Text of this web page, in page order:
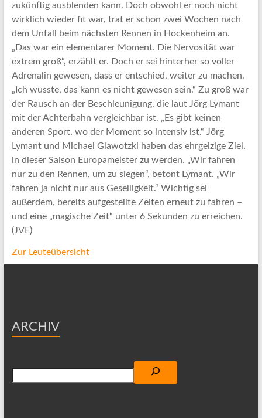
zukünftig ausblenden kann. Doch obwohl er noch nicht
wirklich wieder fit war, trat er schon zwei Wochen nach
dem Unfall beim nächsten Rennen in Hockenheim an.
„Das war ein elementarer Moment. Die Nervosität war
extrem groß“, erzählt er. Doch er sei hinterher so voller
Adrenalin gewesen, dass er entschied, weiter zu machen.
„Ich wusste, das kann es nicht gewesen sein.“ Zu groß war
der Rausch an der Beschleunigung, die laut Jörg Lymant
mit der Achterbahn vergleichbar ist. „Es gibt keinen
anderen Sport, wo der Moment so intensiv ist.“ Jörg
Lymant und Michael Glawotzki haben das ehrgeizige Ziel,
in dieser Saison Europameister zu werden. „Wir fahren
nur zu den Rennen, um zu siegen“, betont Lymant. „Wir
fahren ja nicht nur aus Geselligkeit.“ Wichtig sei
außerdem, bereits aufgestellte Zeiten erneut zu fahren –
und eine „magische Zeit“ unter 6 Sekunden zu erreichen.
(JVE)
Zur Leuteübersicht
ARCHIV